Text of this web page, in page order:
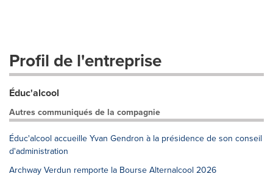
Profil de l'entreprise
Éduc'alcool
Autres communiqués de la compagnie
Éduc'alcool accueille Yvan Gendron à la présidence de son conseil
d'administration
Archway Verdun remporte la Bourse Alternalcool 2026